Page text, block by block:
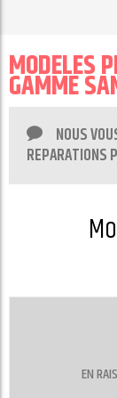
MODELES
GAMME
NOUS
REPARATIONS
EN